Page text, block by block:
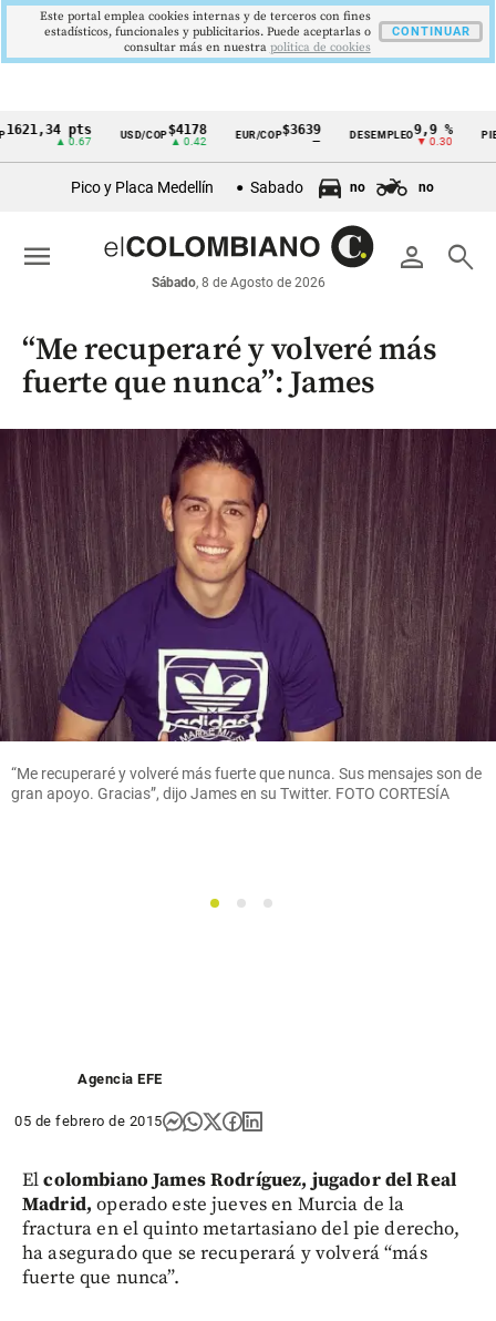
Cintillo
económicos
Colombia
pts USD/COP$4178
▲ 0.42
EUR/COP$3639
—
DESEMPLEO9,9 %
▼ 0.30
PIB 2,8
▲
Pico y Placa Medellín Sabado no no
person search
Sábado, 8 de Agosto de 2026
menu
“Me recuperaré y volveré más
fuerte que nunca”: James
“Me recuperaré y volveré más fuerte que nunca. Sus mensajes son de
gran apoyo. Gracias”, dijo James en su Twitter. FOTO CORTESÍA
1 2 3
Agencia EFE
05 de febrero de 2015
Elcolombiano James Rodríguez, jugador del Real
Madrid, operado este jueves en Murcia de la
fractura en el quinto metartasiano del pie derecho,
ha asegurado que se recuperará y volverá “más
fuerte que nunca”.
Este portal emplea cookies internas y de terceros con fines
estadísticos, funcionales y publicitarios. Puede aceptarlas o
consultar más en nuestra politica de cookies
CONTINUAR